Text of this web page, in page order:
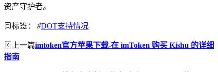
资产守护者。
标签： #DOT支持情况
上一篇imtoken官方苹果下载-在 imToken 购买 Kishu 的详细
指南